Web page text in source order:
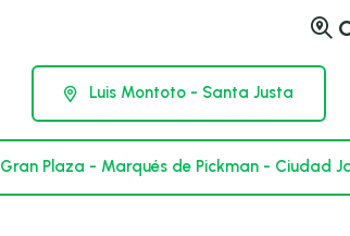
Luis Montoto - Santa Justa
Gran Plaza - Marqués de Pickman - Ciudad